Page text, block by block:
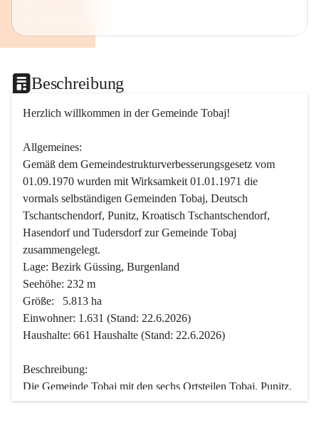
Beschreibung
Herzlich willkommen in der Gemeinde Tobaj!
Allgemeines:
Gemäß dem Gemeindestrukturverbesserungsgesetz vom
01.09.1970 wurden mit Wirksamkeit 01.01.1971 die
vormals selbständigen Gemeinden Tobaj, Deutsch
Tschantschendorf, Punitz, Kroatisch Tschantschendorf,
Hasendorf und Tudersdorf zur Gemeinde Tobaj
zusammengelegt.
Lage: Bezirk Güssing, Burgenland
Seehöhe: 232 m
Größe:   5.813 ha
Einwohner: 1.631 (Stand: 22.6.2026)
Haushalte: 661 Haushalte (Stand: 22.6.2026)
Beschreibung:
Die Gemeinde Tobaj mit den sechs Ortsteilen Tobaj, Punitz,
Deutsch Tschantschendorf, Kroatisch Tschantschendorf,